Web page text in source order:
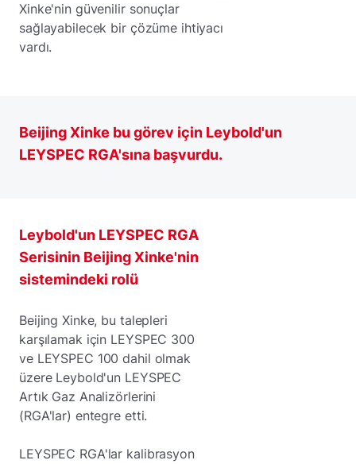
Xinke'nin güvenilir sonuçlar
sağlayabilecek bir çözüme ihtiyacı
vardı.
Beijing Xinke bu görev için Leybold'un
LEYSPEC RGA'sına başvurdu.
Leybold'un LEYSPEC RGA
Serisinin Beijing Xinke'nin
sistemindeki rolü
Beijing Xinke, bu talepleri
karşılamak için LEYSPEC 300
ve LEYSPEC 100 dahil olmak
üzere Leybold'un LEYSPEC
Artık Gaz Analizörlerini
(RGA'lar) entegre etti.
LEYSPEC RGA'lar kalibrasyon